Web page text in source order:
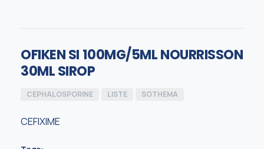
OFIKEN SI 100MG/5ML NOURRISSON
30ML SIROP
CEPHALOSPORINE LISTE SOTHEMA
CEFIXIME